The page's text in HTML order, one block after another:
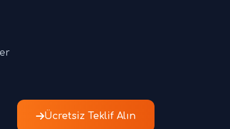
Ücretsiz Teklif Alın